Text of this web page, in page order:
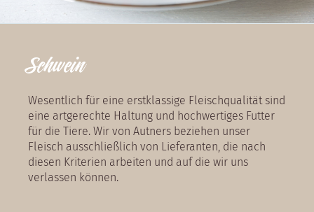
Schwein
Wesentlich für eine erstklassige Fleischqualität sind
eine artgerechte Haltung und hochwertiges Futter
für die Tiere. Wir von Autners beziehen unser
Fleisch ausschließlich von Lieferanten, die nach
diesen Kriterien arbeiten und auf die wir uns
verlassen können.